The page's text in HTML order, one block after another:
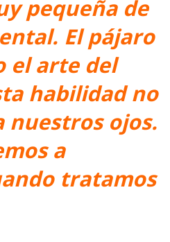
pequeña de
El pájaro
el arte del
habilidad no
nuestros ojos.
a
tratamos